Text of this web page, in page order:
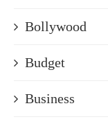
Bollywood
Budget
Business